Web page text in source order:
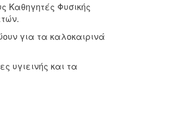
Καθηγητές Φυσικής
για τα καλοκαιρινά
υγιεινής και τα